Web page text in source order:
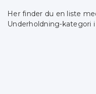
Her finder du en liste
Underholdning-kategori